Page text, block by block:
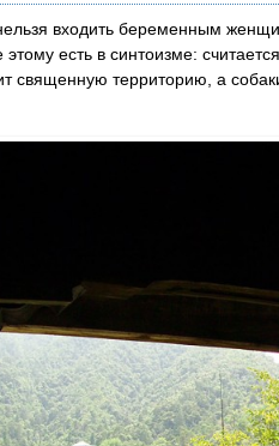
входить беременным
есть в синтоизме:
священную территорию, а